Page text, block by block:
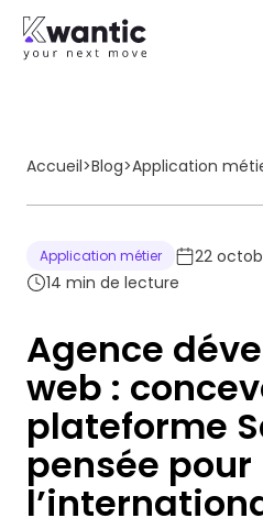
Accueil>Blog>Application
Application métier
22
14 min de lecture
Agence
web :
plateforme
pensée pour